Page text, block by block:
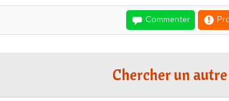
Commenter
Chercher un